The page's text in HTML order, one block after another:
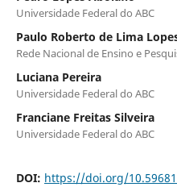
Universidade Federal do ABC
Paulo Roberto de Lima
Rede Nacional de Ensino e
Luciana Pereira
Universidade Federal do ABC
Franciane Freitas Silveira
Universidade Federal do ABC
DOI: https://doi.org/